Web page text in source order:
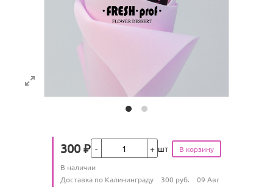
Цена
300 ₽Кол-во шт
Количество
В наличии
Условия доставки
Доставка по Калининграду 300 руб. 09 Авг